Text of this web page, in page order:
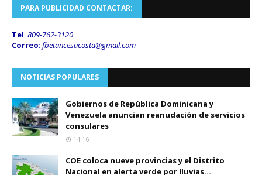
PARA PUBLICIDAD CONTACTAR:
Tel: 809-762-3120
Correo: fbetancesacosta@gmail.com
NOTICIAS POPULARES
Gobiernos de República Dominicana y
Venezuela anuncian reanudación de servicios
consulares
14:16
COE coloca nueve provincias y el Distrito
Nacional en alerta verde por lluvias...